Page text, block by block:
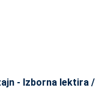
- Izborna lektira /